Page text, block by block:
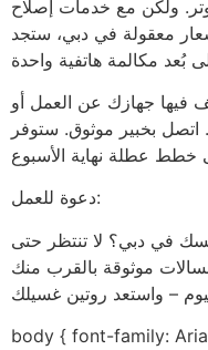
ولكن مع خدمات إصلاح
معقولة في دبي، ستجد
فيها جهازك عن العمل أو
اتصل بخبير موثوق. ستوفر
دعوة للعمل:
في دبي؟ لا تنتظر حتى
موثوقة بالقرب منك
body { font-family: